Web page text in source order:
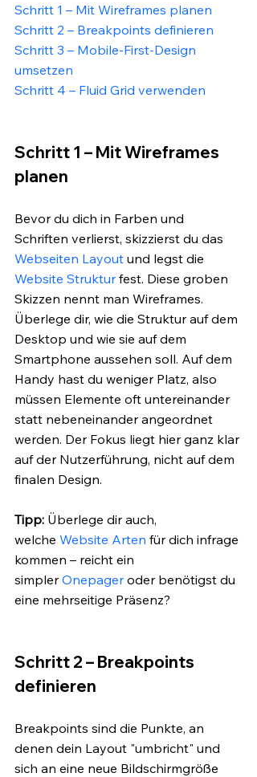
Schritt 1 – Mit Wireframes planen
Schritt 2 – Breakpoints definieren
Schritt 3 – Mobile-First-Design
umsetzen
Schritt 4 – Fluid Grid verwenden
Schritt 1 – Mit Wireframes
planen
Bevor du dich in Farben und
Schriften verlierst, skizzierst du das
Webseiten Layout und legst die
Website Struktur fest. Diese groben
Skizzen nennt man Wireframes.
Überlege dir, wie die Struktur auf dem
Desktop und wie sie auf dem
Smartphone aussehen soll. Auf dem
Handy hast du weniger Platz, also
müssen Elemente oft untereinander
statt nebeneinander angeordnet
werden. Der Fokus liegt hier ganz klar
auf der Nutzerführung, nicht auf dem
finalen Design.
Tipp: Überlege dir auch,
welche Website Arten für dich infrage
kommen – reicht ein
simpler Onepager oder benötigst du
eine mehrseitige Präsenz?
Schritt 2 – Breakpoints
definieren
Breakpoints sind die Punkte, an
denen dein Layout "umbricht" und
sich an eine neue Bildschirmgröße